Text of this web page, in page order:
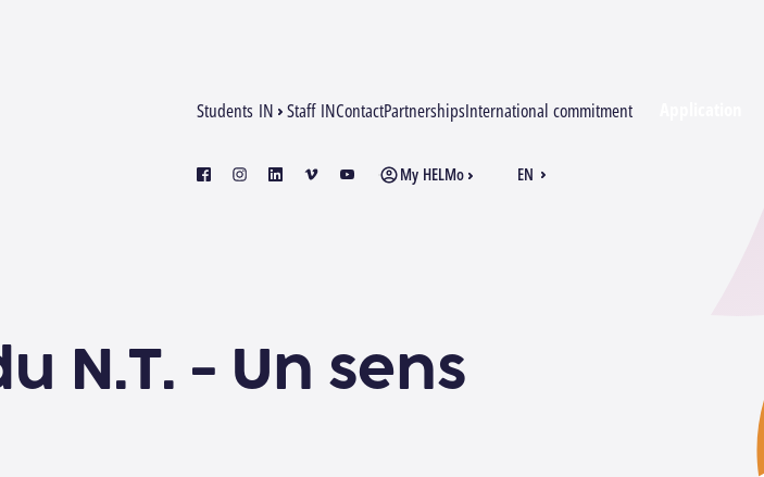
Students IN Staff INContactPartnershipsInternational commitment
My HELMo
facebookinstagramlinkedinvimeo youtube
EN
N.T. - Un sens